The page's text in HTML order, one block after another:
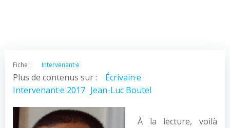
Fiche : Intervenant·e
Plus de contenus sur :
Écrivain·e
Intervenant·e 2017 Jean-Luc Boutel
À la lecture, voilà